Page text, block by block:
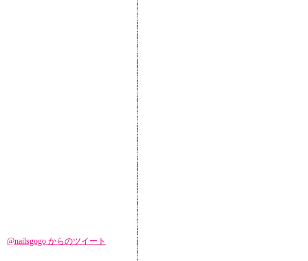
@nailsgogo からのツイート